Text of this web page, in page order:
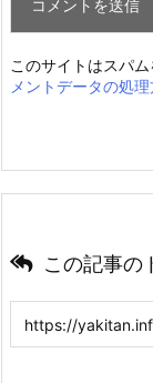
このサイトはスパ
メントデータの処
この記事の